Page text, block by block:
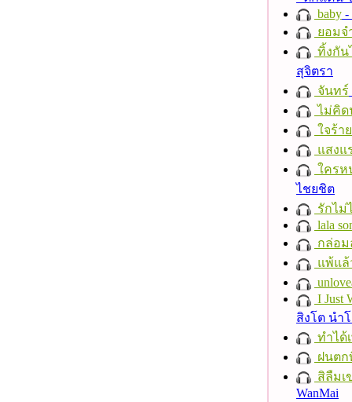
baby -
ยอม
ทิ้งกัน
สุจิตรา
จันทร์
ไม่คิด
ใจร้าย
แสงแ
ใครห
ไชยชิต
รักไม่
lala
กล่อม
แพ้แล้
I Just
สิงโต นำ
ทำได้
ฝนตก
สิลืมเ
WanMai